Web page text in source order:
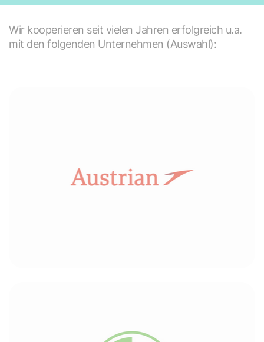
Wir kooperieren seit vielen Jahren erfolgreich u.a.
mit den folgenden Unternehmen (Auswahl):